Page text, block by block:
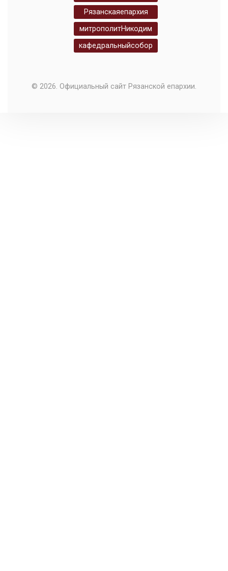
Рязанскаяепархия
митрополитНикодим
кафедральныйсобор
© 2026. Официальный сайт Рязанской епархии.